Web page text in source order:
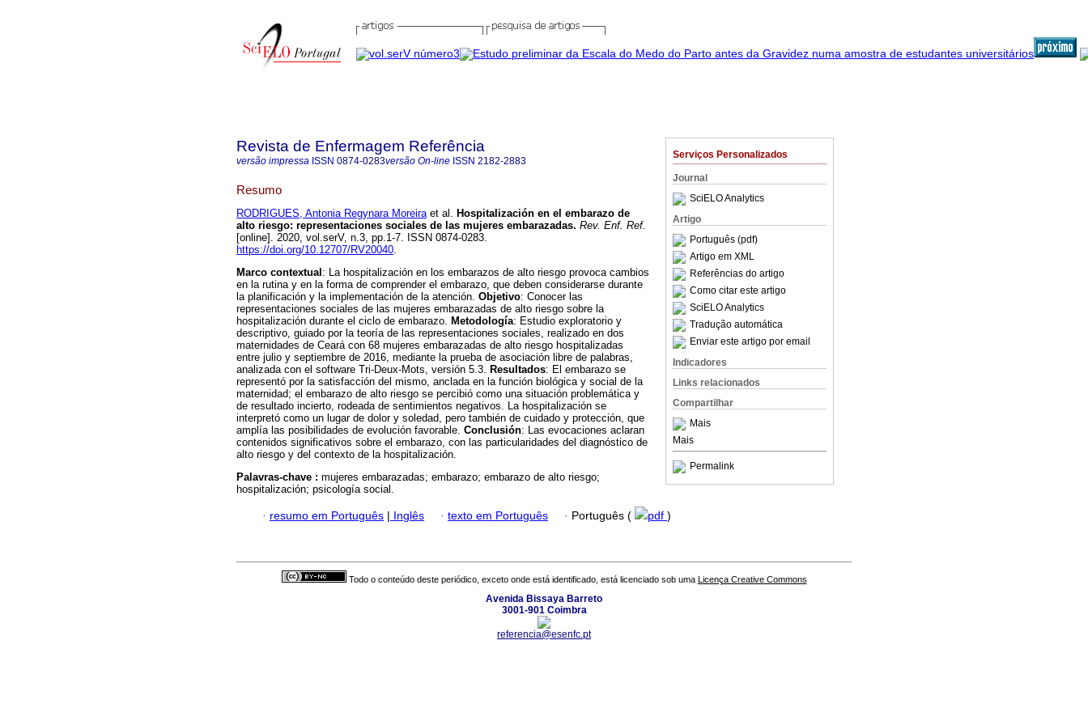
Serviços Personalizados
Journal
SciELO Analytics
Artigo
Português (pdf)
Artigo em XML
Referências do artigo
Como citar este artigo
SciELO Analytics
Tradução automática
Enviar este artigo por email
Indicadores
Links relacionados
Compartilhar
Mais
Mais
Permalink
Revista de Enfermagem Referência
versão impressa ISSN 0874-0283versão On-line ISSN 2182-2883
Resumo
RODRIGUES, Antonia Regynara Moreiraet al. Hospitalización en el embarazo de
alto riesgo: representaciones sociales de las mujeres embarazadas. Rev. Enf. Ref.
[online]. 2020, vol.serV, n.3, pp.1-7. ISSN 0874-0283.
https://doi.org/10.12707/RV20040.
Marco contextual : La hospitalización en los embarazos de alto riesgo provoca cambios
en la rutina y en la forma de comprender el embarazo, que deben considerarse durante
la planificación y la implementación de la atención. Objetivo: Conocer las
representaciones sociales de las mujeres embarazadas de alto riesgo sobre la
hospitalización durante el ciclo de embarazo. Metodología: Estudio exploratorio y
descriptivo, guiado por la teoría de las representaciones sociales, realizado en dos
maternidades de Ceará con 68 mujeres embarazadas de alto riesgo hospitalizadas
entre julio y septiembre de 2016, mediante la prueba de asociación libre de palabras,
analizada con el software Tri-Deux-Mots, versión 5.3. Resultados: El embarazo se
representó por la satisfacción del mismo, anclada en la función biológica y social de la
maternidad; el embarazo de alto riesgo se percibió como una situación problemática y
de resultado incierto, rodeada de sentimientos negativos. La hospitalización se
interpretó como un lugar de dolor y soledad, pero también de cuidado y protección, que
amplía las posibilidades de evolución favorable. Conclusión: Las evocaciones aclaran
contenidos significativos sobre el embarazo, con las particularidades del diagnóstico de
alto riesgo y del contexto de la hospitalización.
Palavras-chave : mujeres embarazadas; embarazo; embarazo de alto riesgo;
hospitalización; psicología social.
· resumo em Português | Inglês · texto em Português · Português ( pdf )
Todo o conteúdo deste periódico, exceto onde está identificado, está licenciado sob uma Licença Creative Commons
Avenida Bissaya Barreto
3001-901 Coimbra
referencia@esenfc.pt